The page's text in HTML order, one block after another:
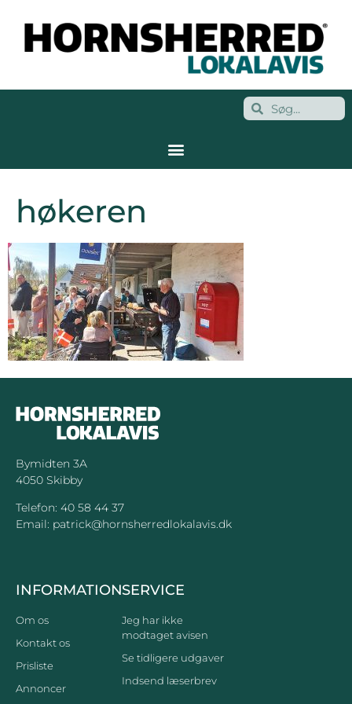
høkeren
Bymidten 3A
4050 Skibby
Telefon: 40 58 44 37
Email: patrick@hornsherredlokalavis.dk
INFORMATION
Om os
Kontakt os
Prisliste
Annoncer
SERVICE
Jeg har ikke
modtaget avisen
Se tidligere udgaver
Indsend læserbrev